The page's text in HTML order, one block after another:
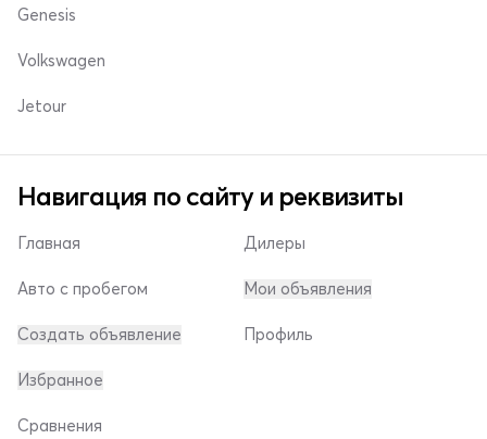
Genesis
Volkswagen
Jetour
Навигация по сайту и реквизиты
Главная
Авто с пробегом
Создать объявление
Дилеры
Мои объявления
Профиль
Избранное
Сравнения